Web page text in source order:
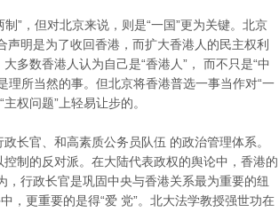
”，但对北京来说，则是“一国”更为关键。北京
明是为了收回香港，而扩大香港人的民主权利
多数香港人认为自己是“香港人”， 而不只是“中
理所当然的事。但北京将香港普选一事当作对“一
权问题”上轻易让步的。
长官、和高素质公务员队伍 的政治管理体系。
制的反对派。在大陆代表政权的舆论中，香港的
行政长官是巩固中央与香港关系最为重要的纽
，更重要的是得“爱 党”。北大法学教授强世功在